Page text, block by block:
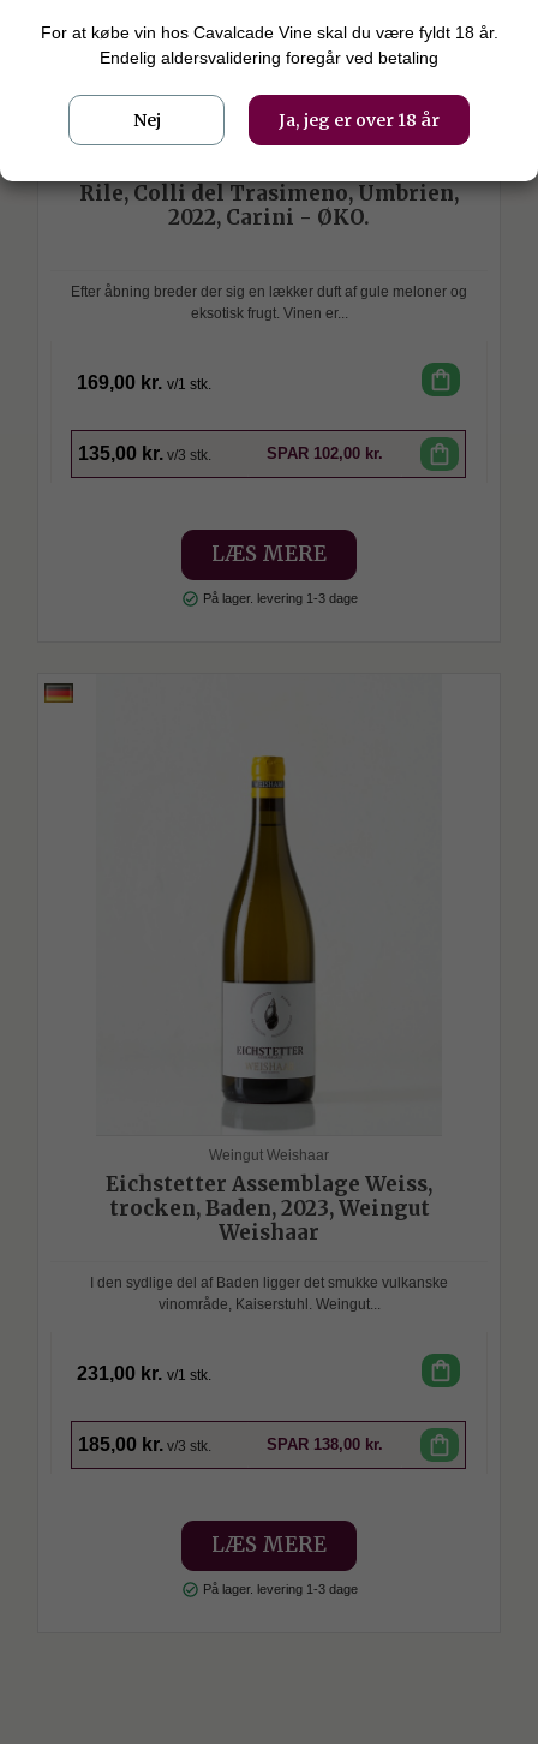
Rile, Colli del Trasimeno, Umbrien,
2022, Carini - ØKO.
Efter åbning breder der sig en lækker duft af gule meloner og
eksotisk frugt. Vinen er...
169,00 kr. v/1 stk. shopping_bag
135,00 kr. v/3 stk. SPAR 102,00 kr. shopping_bag
LÆS MERE
check_circle På lager. levering 1-3 dage
Weingut Weishaar
Eichstetter Assemblage Weiss,
trocken, Baden, 2023, Weingut
Weishaar
I den sydlige del af Baden ligger det smukke vulkanske
vinområde, Kaiserstuhl. Weingut...
231,00 kr. v/1 stk. shopping_bag
185,00 kr. v/3 stk. SPAR 138,00 kr. shopping_bag
LÆS MERE
check_circle På lager. levering 1-3 dage
For at købe vin hos Cavalcade Vine skal du være fyldt 18 år.
Endelig aldersvalidering foregår ved betaling
Nej Ja, jeg er over 18 år